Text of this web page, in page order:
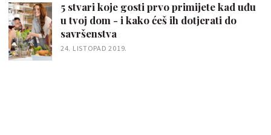
5 stvari koje gosti prvo primijete kad uđu
u tvoj dom - i kako ćeš ih dotjerati do
savršenstva
24. LISTOPAD 2019.